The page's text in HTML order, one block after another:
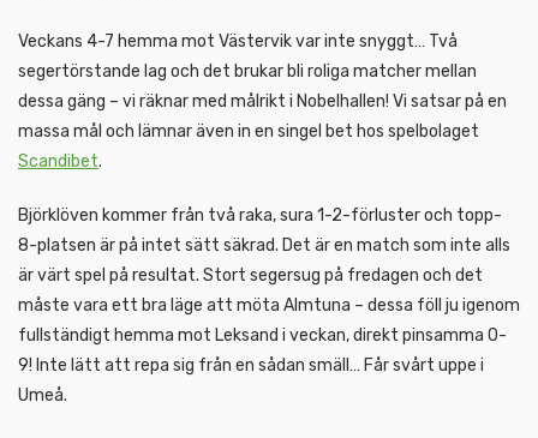
Veckans 4-7 hemma mot Västervik var inte snyggt… Två
segertörstande lag och det brukar bli roliga matcher mellan
dessa gäng – vi räknar med målrikt i Nobelhallen! Vi satsar på en
massa mål och lämnar även in en singel bet hos spelbolaget
Scandibet.
Björklöven kommer från två raka, sura 1-2-förluster och topp-
8-platsen är på intet sätt säkrad. Det är en match som inte alls
är värt spel på resultat. Stort segersug på fredagen och det
måste vara ett bra läge att möta Almtuna – dessa föll ju igenom
fullständigt hemma mot Leksand i veckan, direkt pinsamma 0-
9! Inte lätt att repa sig från en sådan smäll… Får svårt uppe i
Umeå.